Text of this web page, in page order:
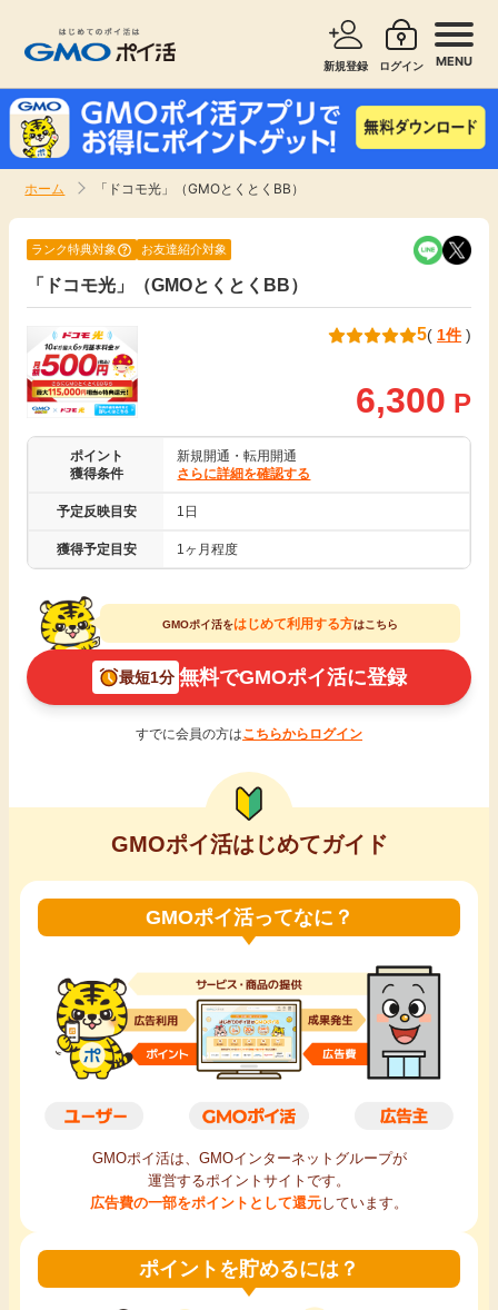
新規登録 ログイン MENU
ホーム 「ドコモ光」（GMOとくとくBB）
新着
高還元
無料
即日還元
アンケート
ゲーム
お友達紹介
毎日ゲット
特集一覧
GMOポイ活の使い方
サービスで探す ショッピングで探す
無料サービス
エンタメ
クレジットカード
暮らし
学び
進学・教育
月額有料サービス
ランク特典対象 お友達紹介対象
「ドコモ光」（GMOとくとくBB）
5( 1件)
6,300 P
ポイント
獲得条件
新規開通・転用開通
さらに詳細を確認する
予定反映目安 1日
獲得予定目安 1ヶ月程度
GMOポイ活をはじめて利用する方はこちら
最短1分 無料でGMOポイ活に登録
すでに会員の方はこちらからログイン
GMOポイ活はじめてガイド
GMOポイ活ってなに？
GMOポイ活は、GMOインターネットグループが
運営するポイントサイトです。
広告費の一部をポイントとして還元しています。
ポイントを貯めるには？